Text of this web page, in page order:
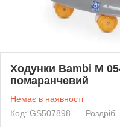
Ходунки Bambi M
помаранчевий
Немає в наявності
Код: GS507898
Роздріб